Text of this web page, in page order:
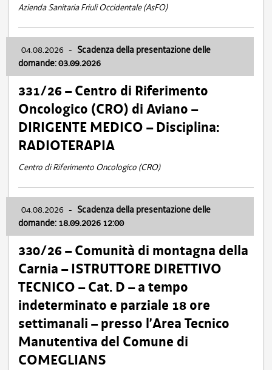
Azienda Sanitaria Friuli Occidentale (AsFO)
04.08.2026 - Scadenza della presentazione delle
domande: 03.09.2026
331/26 – Centro di Riferimento
Oncologico (CRO) di Aviano –
DIRIGENTE MEDICO – Disciplina:
RADIOTERAPIA
Centro di Riferimento Oncologico (CRO)
04.08.2026 - Scadenza della presentazione delle
domande: 18.09.2026 12:00
330/26 – Comunità di montagna della
Carnia – ISTRUTTORE DIRETTIVO
TECNICO – Cat. D – a tempo
indeterminato e parziale 18 ore
settimanali – presso l’Area Tecnico
Manutentiva del Comune di
COMEGLIANS